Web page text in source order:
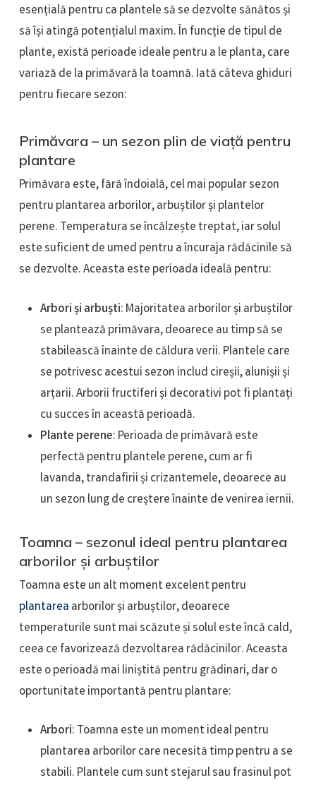
esențială pentru ca plantele să se dezvolte sănătos și
să își atingă potențialul maxim. În funcție de tipul de
plante, există perioade ideale pentru a le planta, care
variază de la primăvară la toamnă. Iată câteva ghiduri
pentru fiecare sezon:
Primăvara – un sezon plin de viață pentru
plantare
Primăvara este, fără îndoială, cel mai popular sezon
pentru plantarea arborilor, arbuștilor și plantelor
perene. Temperatura se încălzește treptat, iar solul
este suficient de umed pentru a încuraja rădăcinile să
se dezvolte. Aceasta este perioada ideală pentru:
Arbori și arbuști: Majoritatea arborilor și arbuștilor
se plantează primăvara, deoarece au timp să se
stabilească înainte de căldura verii. Plantele care
se potrivesc acestui sezon includ cireșii, alunișii și
arțarii. Arborii fructiferi și decorativi pot fi plantați
cu succes în această perioadă.
Plante perene: Perioada de primăvară este
perfectă pentru plantele perene, cum ar fi
lavanda, trandafirii și crizantemele, deoarece au
un sezon lung de creștere înainte de venirea iernii.
Toamna – sezonul ideal pentru plantarea
arborilor și arbuștilor
Toamna este un alt moment excelent pentru
plantarea arborilor și arbuștilor, deoarece
temperaturile sunt mai scăzute și solul este încă cald,
ceea ce favorizează dezvoltarea rădăcinilor. Aceasta
este o perioadă mai liniștită pentru grădinari, dar o
oportunitate importantă pentru plantare:
Arbori: Toamna este un moment ideal pentru
plantarea arborilor care necesită timp pentru a se
stabili. Plantele cum sunt stejarul sau frasinul pot